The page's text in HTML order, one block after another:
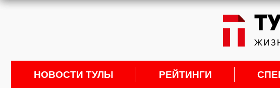
НОВОСТИ ТУЛЫ РЕЙТИНГИ